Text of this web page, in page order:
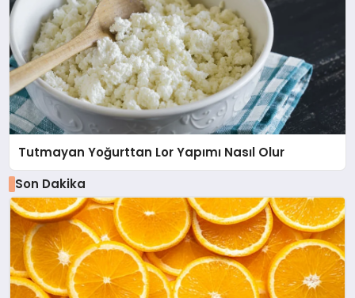
Tutmayan Yoğurttan Lor Yapımı Nasıl Olur
Son Dakika